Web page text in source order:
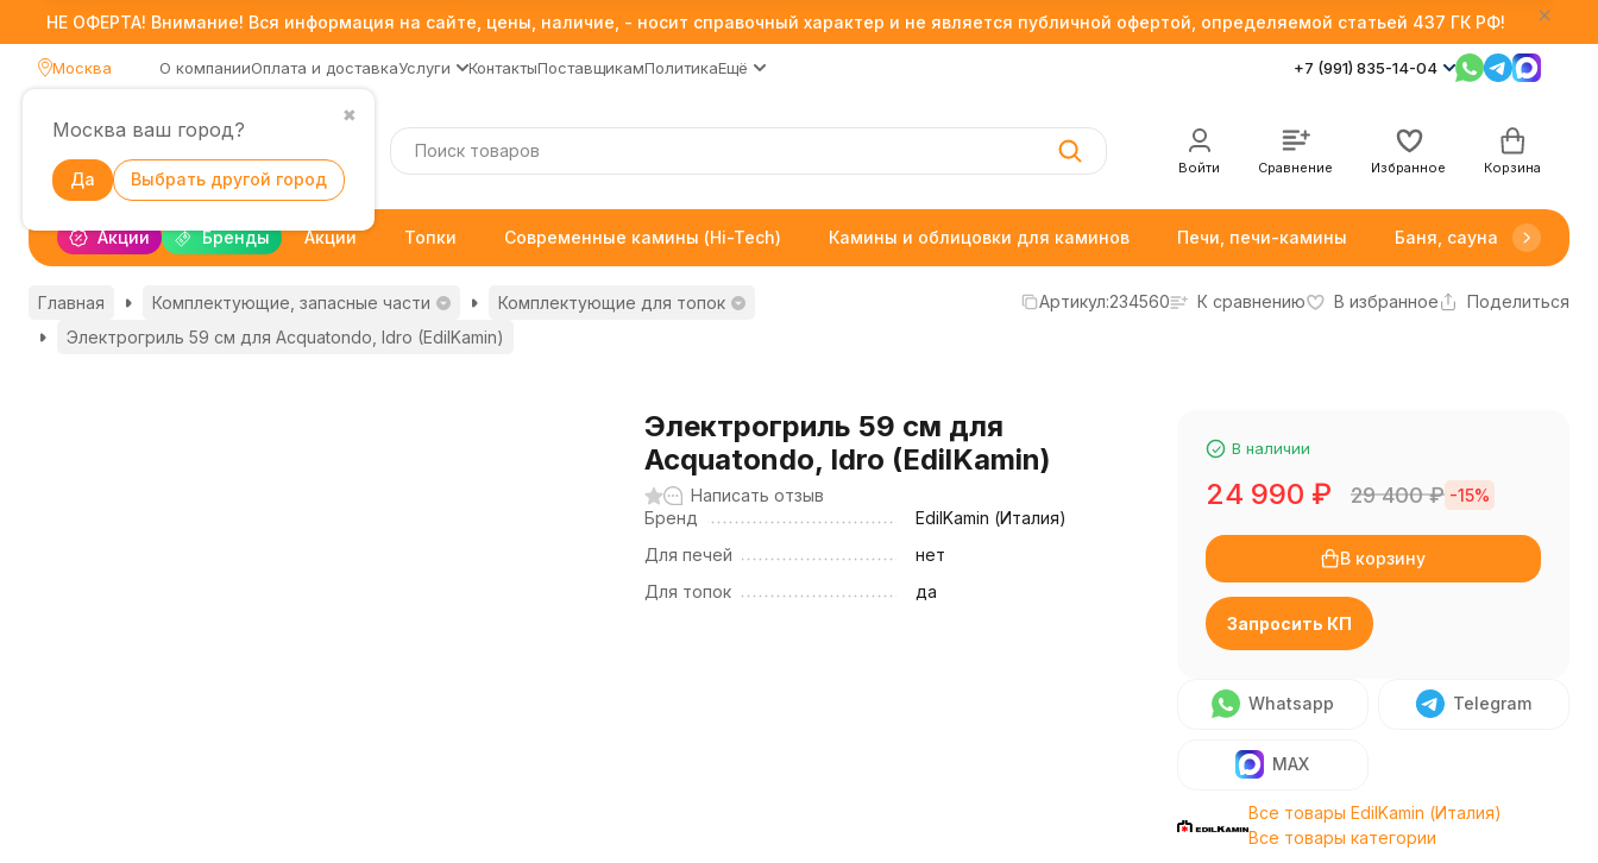
НЕ ОФЕРТА! Внимание! Вся информация на сайте, цены, наличие, - носит справочный характер и не является публичной офертой, определяемой статьей 437 ГК РФ!
Москва
✖
Москва ваш город?
Да Выбрать другой город
О компанииОплата и доставкаУслуги КонтактыПоставщикамПолитикаЕщё +7 (991) 835-14-04
Войти Сравнение Избранное Корзина
Акции Бренды Акции Топки Современные камины (Hi-Tech) Камины и облицовки для каминов Печи, печи-камины Баня, сауна
Главная Комплектующие, запасные части
Комплектующие для топок
Электрогриль 59 см для Acquatondo, Idro (EdilKamin)
Артикул:234560 К сравнению В избранное Поделиться
Электрогриль 59 см для
Acquatondo, Idro (EdilKamin)
Написать отзыв
Бренд
EdilKamin (Италия)
Для печей
нет
Для топок
да
В наличии
24 990 ₽ 29 400₽ -15%
В корзину
Запросить КП
Whatsapp Telegram
MAX
Все товары EdilKamin (Италия)
Все товары категории